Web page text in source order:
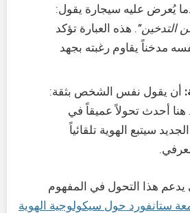
يُعرض عليه سيجارة يقول:
التدخين”. هذه العبارة تؤكد
مدخناً يقاوم رغبته بجهد
أن يقول نفس الشخص بثقة:
. هنا أحدث تحولاً عميقاً في
سيتبع الهوية تلقائياً
هذا التحول في المفهوم
ستانفورد حول سيكولوجية الهوية